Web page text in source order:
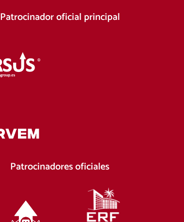
Patrocinador oficial principal
Patrocinadores oficiales